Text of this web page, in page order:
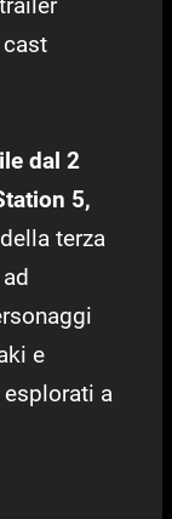
dal 2
5,
terza
e
a